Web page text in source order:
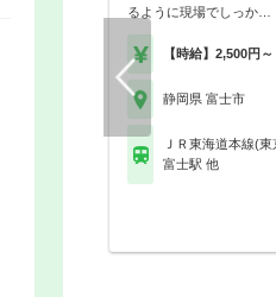
るように現場でしっか…
【時給】2,500円～
静岡県 富士市
ＪＲ東海道本線(
富士駅 他